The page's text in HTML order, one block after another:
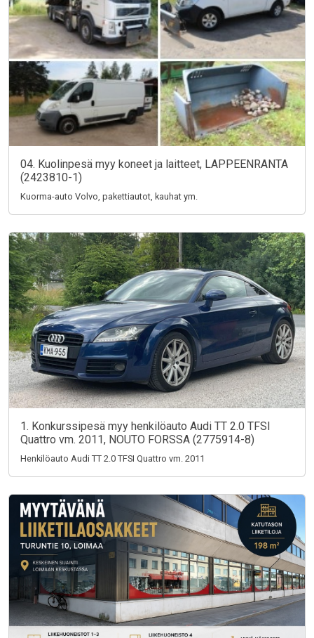
04. Kuolinpesä myy koneet ja laitteet, LAPPEENRANTA
(2423810-1)
Kuorma-auto Volvo, pakettiautot, kauhat ym.
1. Konkurssipesä myy henkilöauto Audi TT 2.0 TFSI
Quattro vm. 2011, NOUTO FORSSA (2775914-8)
Henkilöauto Audi TT 2.0 TFSI Quattro vm. 2011